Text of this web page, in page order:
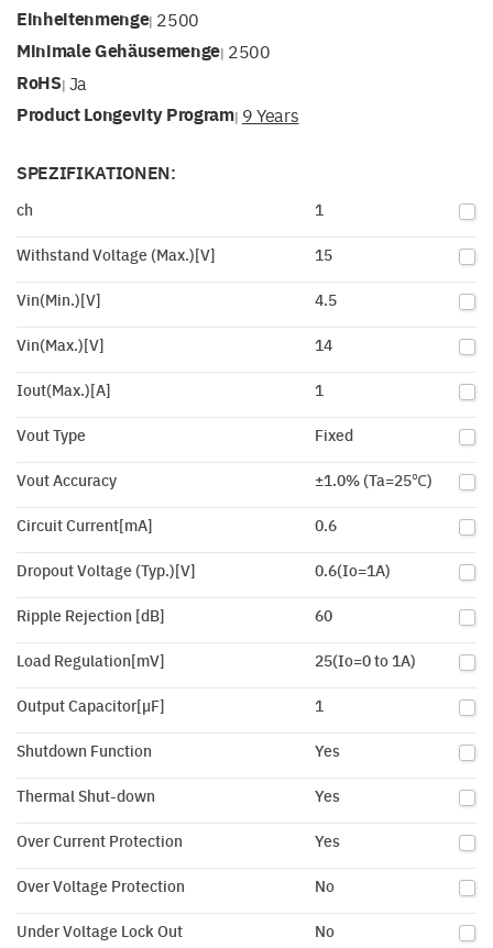
Einheitenmenge| 2500
Minimale Gehäusemenge| 2500
RoHS| Ja
Product Longevity Program| 9 Years
SPEZIFIKATIONEN:
ch 1
Withstand Voltage (Max.)[V] 15
Vin(Min.)[V] 4.5
Vin(Max.)[V] 14
Iout(Max.)[A] 1
Vout Type Fixed
Vout Accuracy ±1.0% (Ta=25℃)
Circuit Current[mA] 0.6
Dropout Voltage (Typ.)[V] 0.6(Io=1A)
Ripple Rejection [dB] 60
Load Regulation[mV] 25(Io=0 to 1A)
Output Capacitor[µF] 1
Shutdown Function Yes
Thermal Shut-down Yes
Over Current Protection Yes
Over Voltage Protection No
Under Voltage Lock Out No